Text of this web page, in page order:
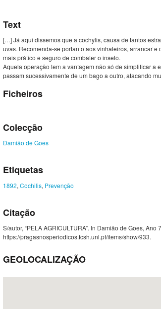
Text
[…] Já aqui dissemos que a cochylis, causa de tantos
uvas. Recomenda-se portanto aos vinhateiros, arrancar
mais prático e seguro de combater o inseto.
Aquela operação tem a vantagem não só de simplificar a
passam sucessivamente de um bago a outro, atacando
Ficheiros
Colecção
Damião de Goes
Etiquetas
1892, Cochilis, Prevenção
Citação
S/autor, “PELA AGRICULTURA”. In Damião de Goes,
https://pragasnosperiodicos.fcsh.unl.pt/items/show/933.
GEOLOCALIZAÇÃO